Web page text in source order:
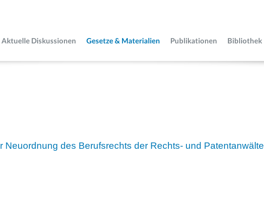
Aktuelle Diskussionen Gesetze & Materialien Publikationen Bibliothek
Neuordnung des Berufsrechts der Rechts- und Patentanwälte